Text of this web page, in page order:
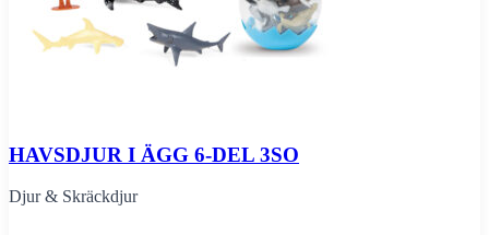
HAVSDJUR I ÄGG 6-DEL 3SO
Djur & Skräckdjur